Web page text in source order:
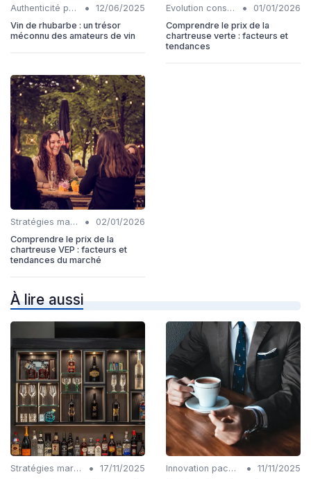
Authenticité produits •
12/06/2025
Vin de rhubarbe : un trésor
méconnu des amateurs de vin
Evolution consommation •
01/01/2026
Comprendre le prix de la
chartreuse verte : facteurs et
tendances
Stratégies marketing •
02/01/2026
Comprendre le prix de la
chartreuse VEP : facteurs et
tendances du marché
À lire aussi
Stratégies marketing •
17/11/2025
Innovation packaging •
11/11/2025